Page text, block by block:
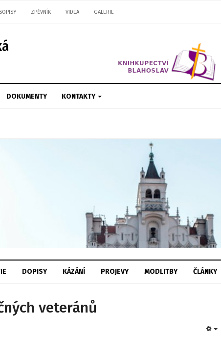
ZPĚVNÍK VIDEA GALERIE
DOKUMENTY KONTAKTY
DOPISY KÁZÁNÍ PROJEVY MODLITBY ČLÁNKY
veteránů